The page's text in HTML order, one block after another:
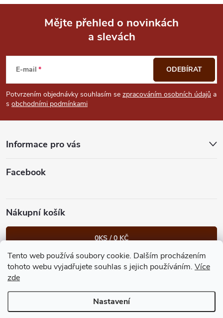
Tento web používá soubory cookie. Dalším procházením
tohoto webu vyjadřujete souhlas s jejich používáním. Více
zde
Nastavení
p
a
Mějte přehled o novinkách
a slevách
E-mail
Potvrzením objednávky souhlasím se zpracováním osobních údajů a
s obchodními podmínkami
ODEBÍRAT
Informace pro vás
Facebook
Nákupní košík
0KS /0 KČ
Heureka.cz Facebook Instagram Bonvolo - přidej se taky
GastroKlub.cz. Všechna práva vyhrazena.
nastavení cookies